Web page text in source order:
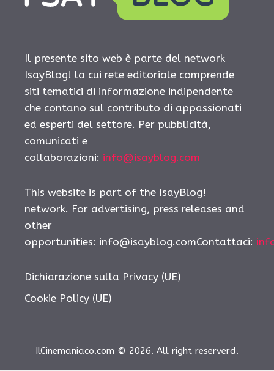
Il presente sito web è parte del network
IsayBlog! la cui rete editoriale comprende
siti tematici di informazione indipendente
che contano sul contributo di appassionati
ed esperti del settore. Per pubblicità,
comunicati e
collaborazioni: info@isayblog.com
This website is part of the IsayBlog!
network. For advertising, press releases and
other
opportunities: info@isayblog.comContattaci:
Dichiarazione sulla Privacy (UE)
Cookie Policy (UE)
IlCinemaniaco.com © 2026. All right reserverd.